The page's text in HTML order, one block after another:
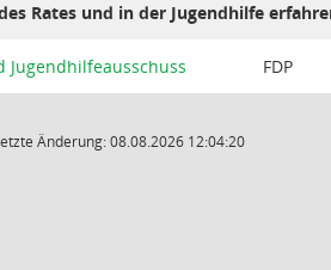
Rates und in der Jugendhilfe
Jugendhilfeausschuss FDP
Änderung: 08.08.2026 12:04:20